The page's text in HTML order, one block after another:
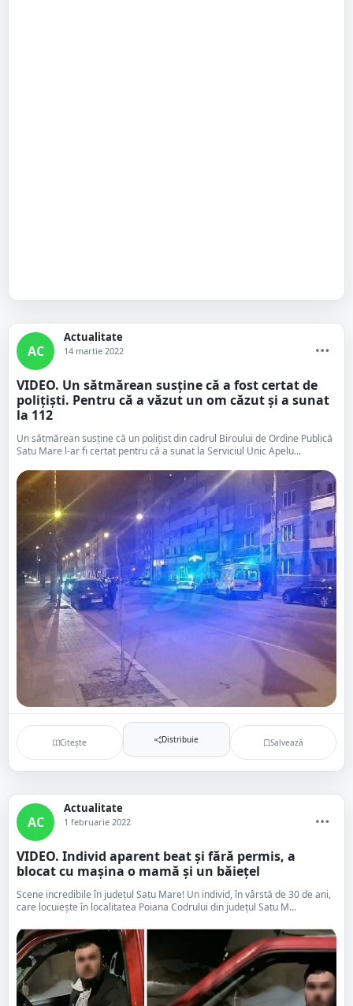
AC
Actualitate
14 martie 2022
VIDEO. Un sătmărean susține că a fost certat de
polițiști. Pentru că a văzut un om căzut și a sunat
la 112
Un sătmărean susține că un polițist din cadrul Biroului de Ordine Publică
Satu Mare l-ar fi certat pentru că a sunat la Serviciul Unic Apelu...
Citește Distribuie Salvează
AC
Actualitate
1 februarie 2022
VIDEO. Individ aparent beat și fără permis, a
blocat cu mașina o mamă și un băiețel
Scene incredibile în județul Satu Mare! Un individ, în vârstă de 30 de ani,
care locuiește în localitatea Poiana Codrului din județul Satu M...